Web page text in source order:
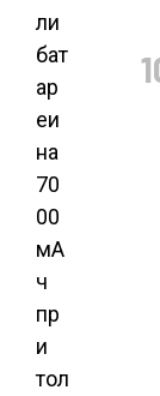
ли
бат
ар
еи
на
70
00
мА
ч
пр
и
тол